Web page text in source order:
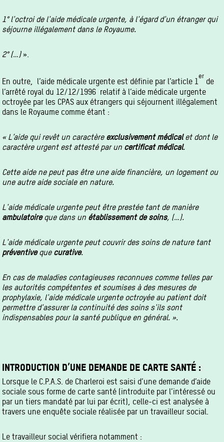
1° l'octroi de l'aide médicale urgente, à l'égard d'un étranger qui
séjourne illégalement dans le Royaume.
2° (…)».
En outre, l’aide médicale urgente est définie par l’article 1
er
de
l’arrêté royal du 12/12/1996 relatif à l’aide médicale urgente
octroyée par les CPAS aux étrangers qui séjournent illégalement
dans le Royaume comme étant :
« L’aide qui revêt un caractère exclusivement médicalet dont le
caractère urgent est attesté par un certificat médical.
Cette aide ne peut pas être une aide financière, un logement ou
une autre aide sociale en nature.
L'aide médicale urgente peut être prestée tant de manière
ambulatoireque dans un établissement de soins, (…).
L'aide médicale urgente peut couvrir des soins de nature tant
préventiveque curative.
En cas de maladies contagieuses reconnues comme telles par
les autorités compétentes et soumises à des mesures de
prophylaxie, l'aide médicale urgente octroyée au patient doit
permettre d'assurer la continuité des soins s'ils sont
indispensables pour la santé publique en général. ».
INTRODUCTION D’UNE DEMANDE DE CARTE SANTÉ :
Lorsque le C.P.A.S. de Charleroi est saisi d’une demande d’aide
sociale sous forme de carte santé (introduite par l’intéressé ou
par un tiers mandaté par lui par écrit), celle-ci est analysée à
travers une enquête sociale réalisée par un travailleur social.
Le travailleur social vérifiera notamment :